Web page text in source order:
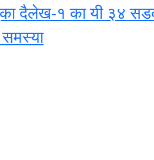
दैलेख-१ का यी ३४
समस्या